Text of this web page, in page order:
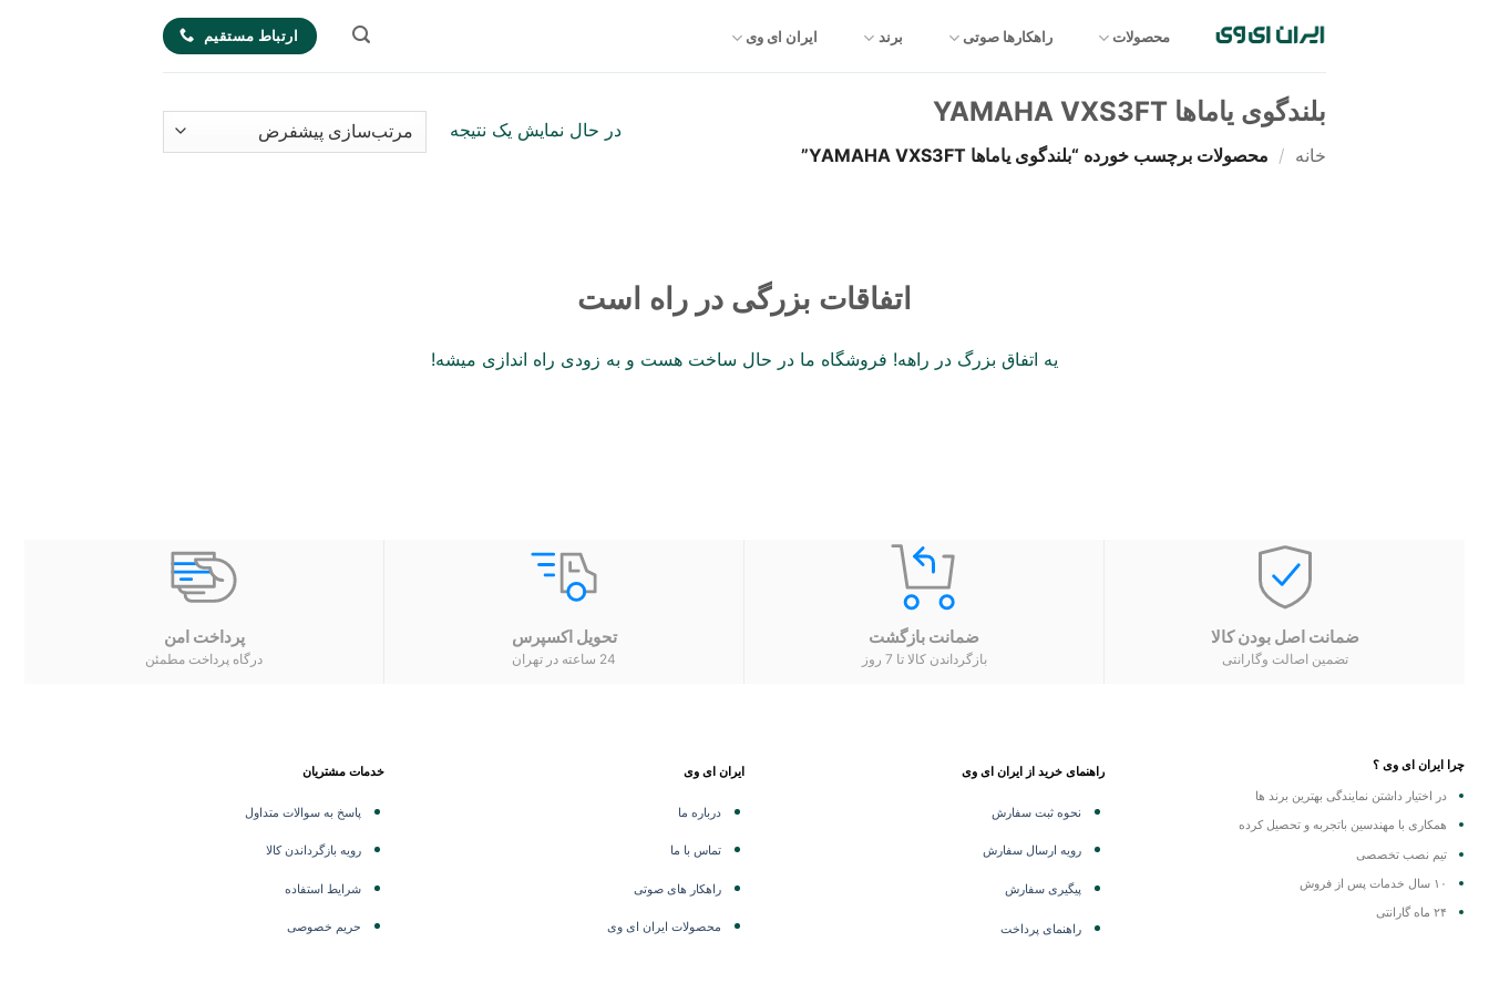
محصولات راهکارها صوتی برند ایران ای وی ارتباط مستقیم
بلندگوی یاماها YAMAHA VXS3FT
خانه / محصولات برچسب خورده “بلندگوی یاماها YAMAHA VXS3FT”
در حال نمایش یک نتیجه
اتفاقات بزرگی در راه است
یه اتفاق بزرگ در راهه! فروشگاه ما در حال ساخت هست و به زودی راه اندازی میشه!
ضمانت اصل بودن کالا
تضمین اصالت وگارانتی
ضمانت بازگشت
بازگرداندن کالا تا 7 روز
تحویل اکسپرس
24 ساعته در تهران
پرداخت امن
درگاه پرداخت مطمئن
چرا ایران ای وی ؟
در اختیار داشتن نمایندگی بهترین برند ها
همکاری با مهندسین باتجربه و تحصیل کرده
تیم نصب تخصصی
۱۰ سال خدمات پس از فروش
۲۴ ماه گارانتی
راهنمای خرید از ایران ای وی
نحوه ثبت سفارش
رویه ارسال سفارش
پیگیری سفارش
راهنمای پرداخت
ایران ای وی
درباره ما
تماس با ما
راهکار های صوتی
محصولات ایران ای وی
خدمات مشتریان
پاسخ به سوالات متداول
رویه بازگرداندن کالا
شرایط استفاده
حریم خصوصی